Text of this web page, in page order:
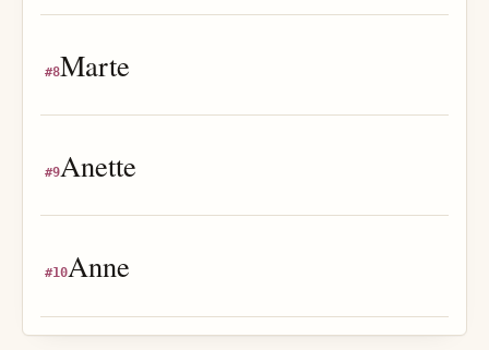
#8Marte
#9Anette
#10Anne